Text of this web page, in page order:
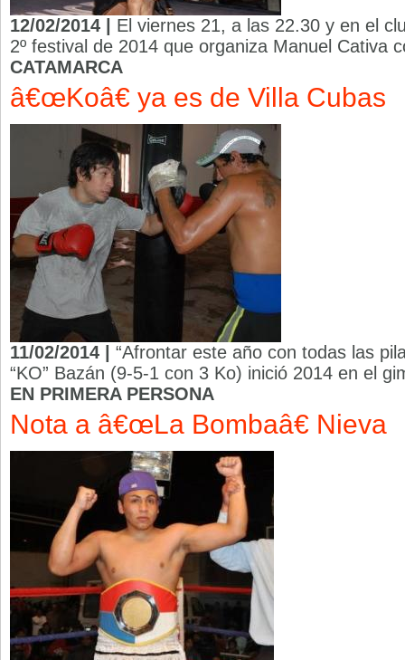
12/02/2014 | El viernes 21, a las 22.30 y en el
2º festival de 2014 que organiza Manuel Cativa
CATAMARCA
â€œKoâ€ ya es de Villa Cubas
11/02/2014 | “Afrontar este año con todas las
“KO” Bazán (9-5-1 con 3 Ko) inició 2014 en el
EN PRIMERA PERSONA
Nota a â€œLa Bombaâ€ Nieva